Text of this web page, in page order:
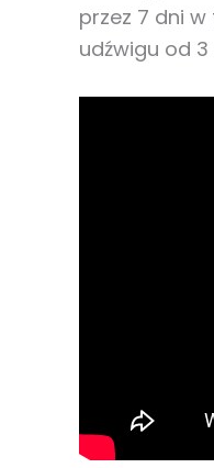
przez 7 dni
udźwigu od